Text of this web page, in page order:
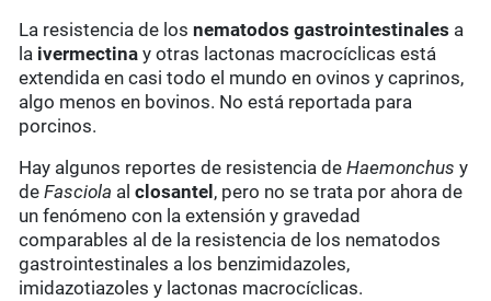
La resistencia de losnematodos gastrointestinales a
la ivermectina y otras lactonas macrocíclicas está
extendida en casi todo el mundo en ovinos y caprinos,
algo menos en bovinos. No está reportada para
porcinos.
Hay algunos reportes de resistencia deHaemonchus y
de Fasciola alclosantel , pero no se trata por ahora de
un fenómeno con la extensión y gravedad
comparables al de la resistencia de los nematodos
gastrointestinales a los benzimidazoles,
imidazotiazoles y lactonas macrocíclicas.